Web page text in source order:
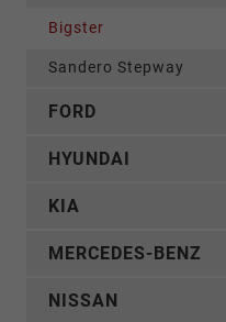
Bigster
Sandero Stepway
FORD
HYUNDAI
KIA
MERCEDES-BENZ
NISSAN